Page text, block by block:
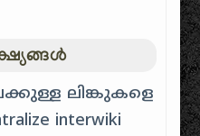
ലിങ്കുകളെ
interwiki